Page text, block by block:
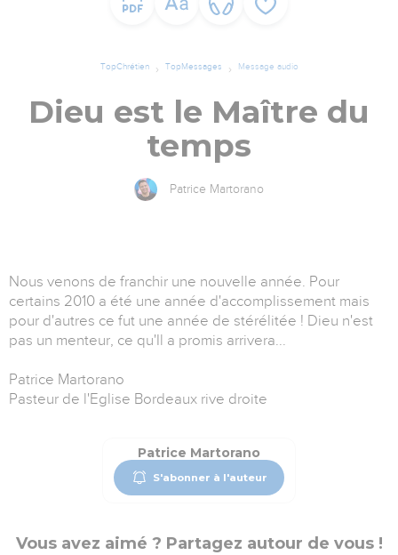
TopChrétien TopMessages Message audio
Dieu est le Maître du
temps
Patrice Martorano
Nous venons de franchir une nouvelle année. Pour
certains 2010 a été une année d'accomplissement mais
pour d'autres ce fut une année de stérélitée ! Dieu n'est
pas un menteur, ce qu'Il a promis arrivera...
Patrice Martorano
Pasteur de l'Eglise Bordeaux rive droite
Patrice Martorano
S'abonner à l'auteur
Vous avez aimé ? Partagez autour de vous !